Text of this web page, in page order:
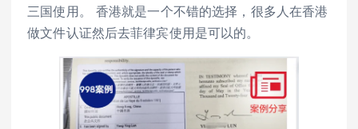
三国使用。 香港就是一个不错的选择，很多人在香港
做文件认证然后去菲律宾使用是可以的。